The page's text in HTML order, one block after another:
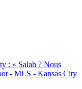
: « Salah ? Nous
- MLS - Kansas City